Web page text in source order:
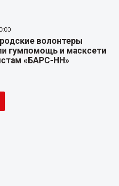
волонтеры
гумпомощь и масксети
«БАРС-НН»